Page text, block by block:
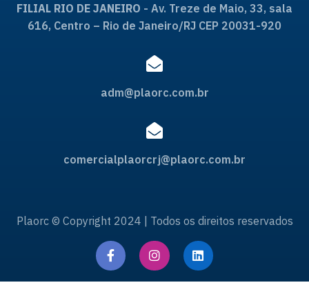
FILIAL RIO DE JANEIRO - Av. Treze de Maio, 33, sala
616, Centro – Rio de Janeiro/RJ CEP 20031-920
adm@plaorc.com.br
comercialplaorcrj@plaorc.com.br
Plaorc © Copyright 2024 | Todos os direitos reservados